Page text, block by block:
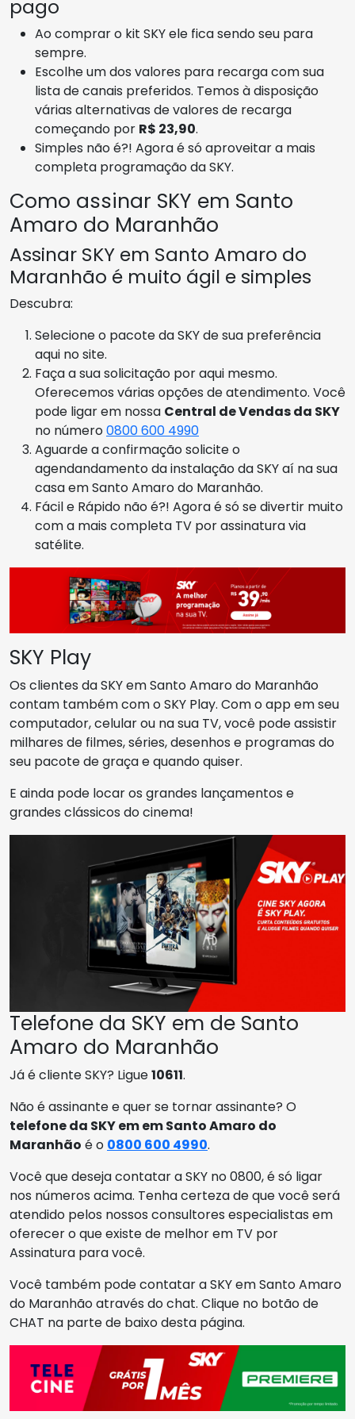
pago
Ao comprar o kit SKY ele fica sendo seu para
sempre.
Escolhe um dos valores para recarga com sua
lista de canais preferidos. Temos à disposição
várias alternativas de valores de recarga
começando por R$ 23,90.
Simples não é?! Agora é só aproveitar a mais
completa programação da SKY.
Como assinar SKY em Santo
Amaro do Maranhão
Assinar SKY em Santo Amaro do
Maranhão é muito ágil e simples
Descubra:
Selecione o pacote da SKY de sua preferência
aqui no site.
Faça a sua solicitação por aqui mesmo.
Oferecemos várias opções de atendimento. Você
pode ligar em nossa Central de Vendas da SKY
no número0800 600 4990
Aguarde a confirmação solicite o
agendandamento da instalação da SKY aí na sua
casa em Santo Amaro do Maranhão.
Fácil e Rápido não é?! Agora é só se divertir muito
com a mais completa TV por assinatura via
satélite.
SKY Play
Os clientes da SKY em Santo Amaro do Maranhão
contam também com o SKY Play. Com o app em seu
computador, celular ou na sua TV, você pode assistir
milhares de filmes, séries, desenhos e programas do
seu pacote de graça e quando quiser.
E ainda pode locar os grandes lançamentos e
grandes clássicos do cinema!
Telefone da SKY em de Santo
Amaro do Maranhão
Já é cliente SKY? Ligue10611.
Não é assinante e quer se tornar assinante? O
telefone da SKY em em Santo Amaro do
Maranhão é o 0800 600 4990.
Você que deseja contatar a SKY no 0800, é só ligar
nos números acima. Tenha certeza de que você será
atendido pelos nossos consultores especialistas em
oferecer o que existe de melhor em TV por
Assinatura para você.
Você também pode contatar a SKY em Santo Amaro
do Maranhão através do chat. Clique no botão de
CHAT na parte de baixo desta página.